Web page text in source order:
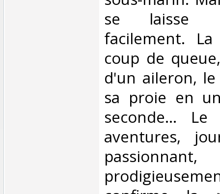
se laisse
facilement.
coup de
d'un aileron,
sa proie en
seconde...
aventures,